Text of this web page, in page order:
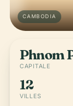
CAMBODIA
Phnom
CAPITALE
12
VILLES